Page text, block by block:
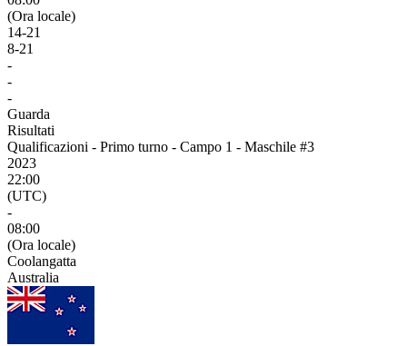
(Ora locale)
14-21
8-21
-
-
-
Guarda
Risultati
Qualificazioni - Primo turno - Campo 1 - Maschile #3
2023
22:00
(UTC)
-
08:00
(Ora locale)
Coolangatta
Australia